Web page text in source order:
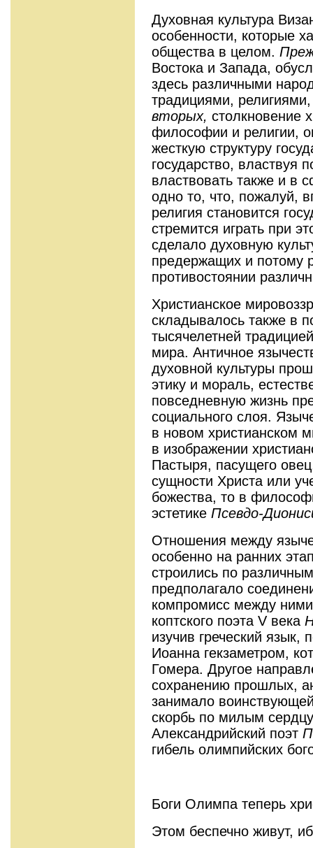
Духовная культура
особенности, которые
общества в целом.
Востока и Запада,
здесь различными
традициями,
вторых, столкновение
философии и религии,
жесткую структуру
государство, властвуя
властвовать также и в
одно то, что, пожалуй,
религия становится
стремится играть при
сделало духовную
предержащих и потому
противостоянии
Христианское
складывалось также в
тысячелетней
мира. Античное
духовной культуры
этику и мораль,
повседневную жизнь
социального слоя.
в новом христианском
в изображении
Пастыря, пасущего
сущности Христа или
божества, то в
эстетике Псевдо-
Отношения между
особенно на ранних
строились по
предполагало
компромисс между
коптского поэта V века
изучив греческий язык,
Иоанна гекзаметром,
Гомера. Другое
сохранению прошлых,
занимало
скорбь по милым
Александрийский поэт
гибель олимпийских
Боги Олимпа теперь
Этом беспечно живут,